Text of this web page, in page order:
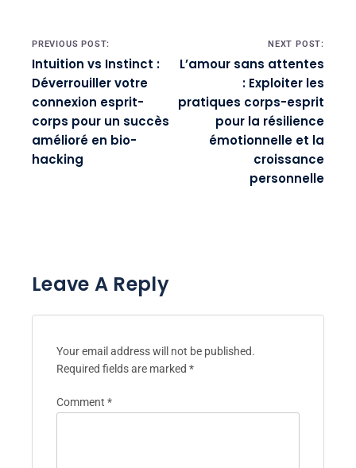
Post navigation
PREVIOUS POST:
Intuition vs Instinct :
Déverrouiller votre
connexion esprit-
corps pour un succès
amélioré en bio-
hacking
NEXT POST:
L’amour sans attentes
: Exploiter les
pratiques corps-esprit
pour la résilience
émotionnelle et la
croissance
personnelle
Leave A Reply
Your email address will not be published.
Required fields are marked *
Comment *